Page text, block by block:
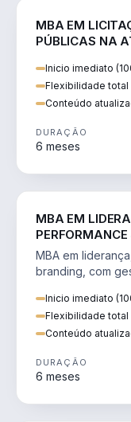
MBA EM
PÚBLICAS NA
Inicio imediato
Flexibilidade
Conteúdo
DURAÇÃO
6 meses
MBA EM
MBA em
branding, com
Inicio imediato
Flexibilidade
Conteúdo
DURAÇÃO
6 meses